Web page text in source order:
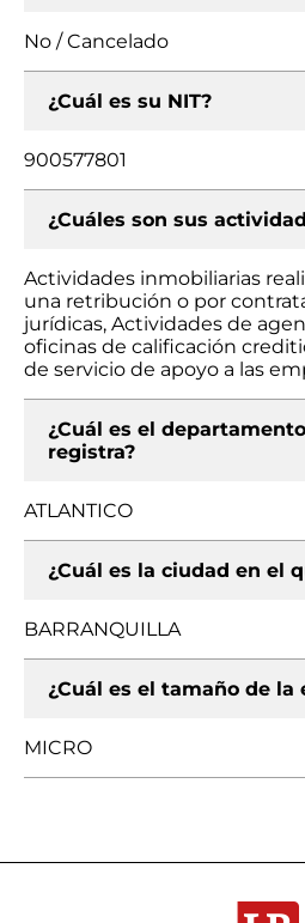
No / Cancelado
¿Cuál es su NIT?
900577801
¿Cuáles son sus
Actividades inmobiliarias
una retribución o por
jurídicas, Actividades de
oficinas de calificación
de servicio de apoyo a las
¿Cuál es el
registra?
ATLANTICO
¿Cuál es la ciudad en el
BARRANQUILLA
¿Cuál es el tamaño de la
MICRO